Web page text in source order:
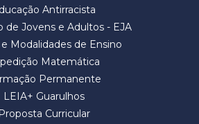
Antirracista
de Jovens e Adultos - EJA
e Modalidades de Ensino
Matemática
Permanente
LEIA+ Guarulhos
Proposta Curricular